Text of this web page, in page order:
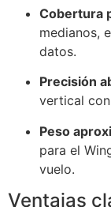
Cobertura
medianos,
datos.
Precisión
vertical con
Peso
para el
vuelo.
Ventajas